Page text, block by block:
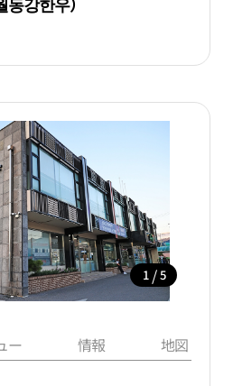
1 / 5
ー 情報 地図